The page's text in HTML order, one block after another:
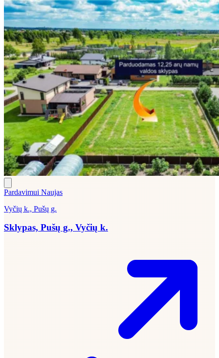
Pardavimui Naujas
Vyčių k., Pušų g.
Sklypas, Pušų g., Vyčių k.